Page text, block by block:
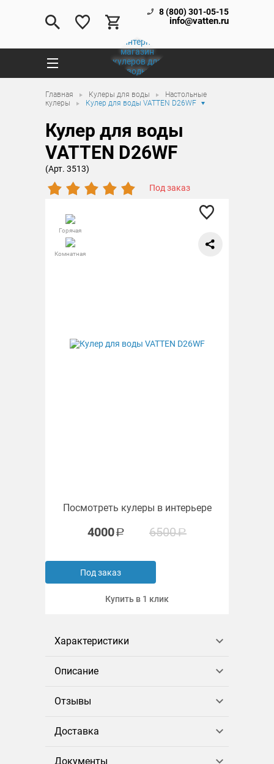
8 (800) 301-05-15
info@vatten.ru
Главная Кулеры для воды
Настольные
кулеры
Кулер для воды VATTEN D26WF
Кулер для воды
VATTEN D26WF
(Арт. 3513)
Под заказ
Горячая
Комнатная
Посмотреть кулеры в интерьере
4000 6500
Под заказ
Купить в 1 клик
Характеристики
Описание
Отзывы
Доставка
Документы